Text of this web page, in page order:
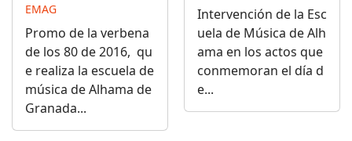
EMAG
Promo de la verbena
de los 80 de 2016, qu
e realiza la escuela de
música de Alhama de
Granada...
Intervención de la Esc
uela de Música de Alh
ama en los actos que
conmemoran el día d
e...